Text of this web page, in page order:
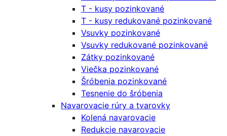
T - kusy pozinkované
T - kusy redukované pozinkované
Vsuvky pozinkované
Vsuvky redukované pozinkované
Zátky pozinkované
Viečka pozinkované
Šróbenia pozinkované
Tesnenie do šróbenia
Navarovacie rúry a tvarovky
Kolená navarovacie
Redukcie navarovacie